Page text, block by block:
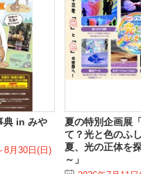
典 in みや
8月30日(日)
夏の特別企画展
て？光と色のふ
夏、光の正体を
～」